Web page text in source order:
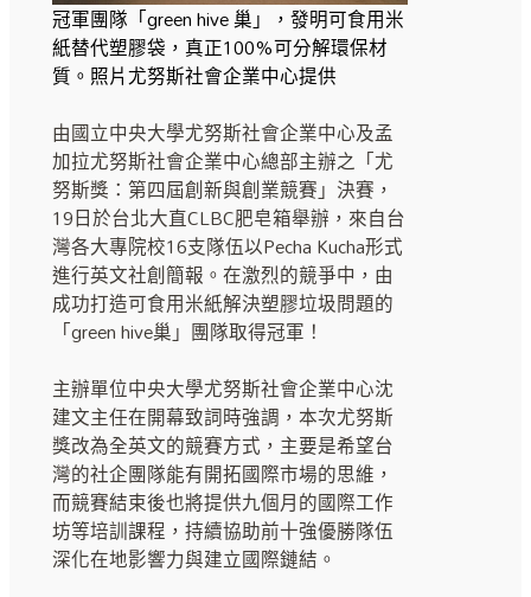
冠軍團隊「green hive 巢」，發明可食用米
紙替代塑膠袋，真正100%可分解環保材
質。照片尤努斯社會企業中心提供
由國立中央大學尤努斯社會企業中心及孟
加拉尤努斯社會企業中心總部主辦之「尤
努斯獎：第四屆創新與創業競賽」決賽，
19日於台北大直CLBC肥皂箱舉辦，來自台
灣各大專院校16支隊伍以Pecha Kucha形式
進行英文社創簡報。在激烈的競爭中，由
成功打造可食用米紙解決塑膠垃圾問題的
「green hive巢」團隊取得冠軍！
主辦單位中央大學尤努斯社會企業中心沈
建文主任在開幕致詞時強調，本次尤努斯
獎改為全英文的競賽方式，主要是希望台
灣的社企團隊能有開拓國際市場的思維，
而競賽結束後也將提供九個月的國際工作
坊等培訓課程，持續協助前十強優勝隊伍
深化在地影響力與建立國際鏈結。